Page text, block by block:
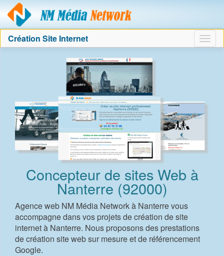
Création Site Internet
Concepteur de sites Web à
Nanterre (92000)
Agence web NM Média Network à Nanterre vous
accompagne dans vos projets de création de site
internet à Nanterre. Nous proposons des prestations
de création site web sur mesure et de référencement
Google.